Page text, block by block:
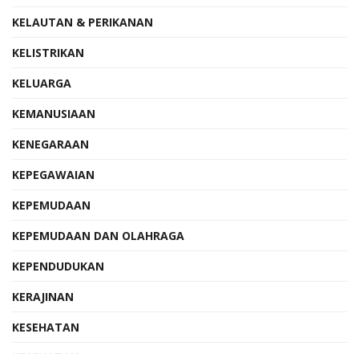
KELAUTAN & PERIKANAN
KELISTRIKAN
KELUARGA
KEMANUSIAAN
KENEGARAAN
KEPEGAWAIAN
KEPEMUDAAN
KEPEMUDAAN DAN OLAHRAGA
KEPENDUDUKAN
KERAJINAN
KESEHATAN